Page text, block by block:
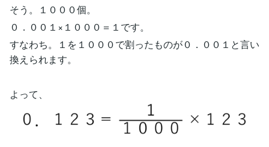
そう。１０００個。
０．００１×１０００＝１です。
すなわち。１を１０００で割ったものが０．００１と言い
換えられます。
よって、